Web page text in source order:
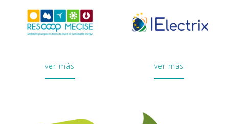
ver más ver más